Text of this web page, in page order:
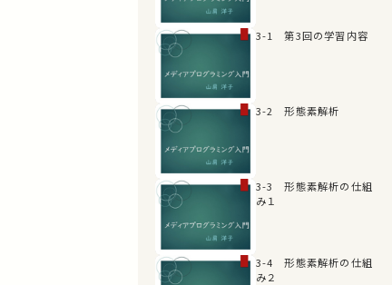
3-1 第3回の学習内容
3-2 形態素解析
3-3 形態素解析の仕組
み１
3-4 形態素解析の仕組
み２